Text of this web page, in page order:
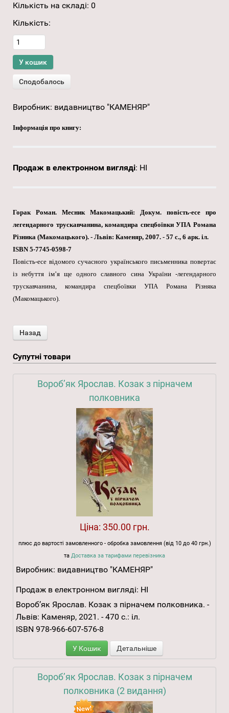
Кількість на складі: 0
Кількість:
Виробник: видавництво "КАМЕНЯР"
Інформація про книгу:
Продаж в електронном вигляді: НІ
Горак Роман. Месник Макомацький: Докум. повість-есе про
легендарного трускавчанина, командира спецбоївки УПА Романа
Різника (Макомацького). - Львів: Каменяр, 2007. - 57 с., 6 арк. іл.
ISBN 5-7745-0598-7
Повість-есе відомого сучасного українського письменника повертає
із небуття ім’я ще одного славного сина України -легендарного
трускавчанина, командира спецбоївки УПА Романа Різняка
(Макомацького).
Супутні товари
Вороб’як Ярослав. Козак з пірначем
полковника
Ціна: 350.00 грн.
плюс до вартості замовленного - обробка замовлення (від 10 до 40 грн.)
та Доставка за тарифами перевізника
Виробник: видавництво "КАМЕНЯР"
Продаж в електронном вигляді: НІ
Вороб’як Ярослав. Козак з пірначем полковника. -
Львів: Каменяр, 2021. - 470 с.: іл.
ISBN 978-966-607-576-8
У Кошик Детальніше
Вороб’як Ярослав. Козак з пірначем
полковника (2 видання)